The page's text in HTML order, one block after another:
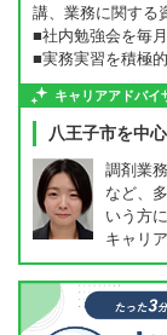
講、業務に関する
■社内勉強会を毎
■実務実習を積極
キャリアアドバイ
八王子市を中
調剤業
など、
いう方
キャリ